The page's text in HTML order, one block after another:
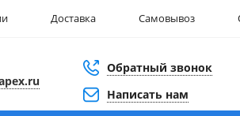
Доставка Самовывоз
Обратный звонок
Написать нам